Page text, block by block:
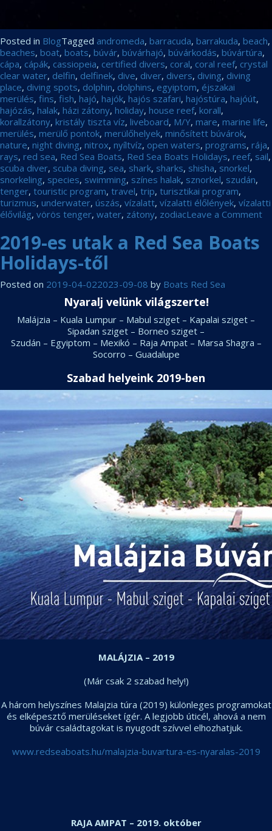
Posted in BlogTagged andromeda, barracuda, barrakuda, beach,
beaches, boat, boats, búvár, búvárhajó, búvárkodás, búvártúra,
cápa, cápák, cassiopeia, certified divers, coral, coral reef, crystal
clear water, delfin, delfinek, dive, diver, divers, diving, diving
place, diving spots, dolphin, dolphins, egyiptom, éjszakai
merülés, fins, fish, hajó, hajók, hajós szafari, hajóstúra, hajóút,
hajózás, halak, házi zátony, holiday, house reef, korall,
korallzátony, kristály tiszta víz, liveboard, M/Y, mare, marine life,
merülés, merülő pontok, merülőhelyek, minősített búvárok,
nature, night diving, nitrox, nyíltvíz, open waters, programs, rája,
rays, red sea, Red Sea Boats, Red Sea Boats Holidays, reef, sail,
scuba diver, scuba diving, sea, shark, sharks, shisha, snorkel,
snorkeling, species, swimming, színes halak, sznorkel, szudán,
tenger, touristic program, travel, trip, turisztikai program,
turizmus, underwater, úszás, vízalatt, vízalatti élőlények, vízalatti
élővilág, vörös tenger, water, zátony, zodiacLeave a Commenton
2019-es utak a Red Sea Boats
Holidays-től
Posted on 2019-04-022023-09-08 by Boats Red Sea
Nyaralj velünk világszerte!
Malájzia – Kuala Lumpur – Mabul sziget – Kapalai sziget –
Sipadan sziget – Borneo sziget –
Szudán – Egyiptom – Mexikó – Raja Ampat – Marsa Shagra –
Socorro – Guadalupe
Szabad helyeink 2019-ben
MALÁJZIA – 2019
(Már csak 2 szabad hely!)
A három helyszínes Malajzia túra (2019) különleges programokat
és elképesztő merüléseket ígér. A legjobb úticél, ahová a nem
búvár családtagokat is nyugodt szívvel elhozhatjuk.
www.redseaboats.hu/malajzia-buvartura-es-nyaralas-2019
RAJA AMPAT – 2019. október